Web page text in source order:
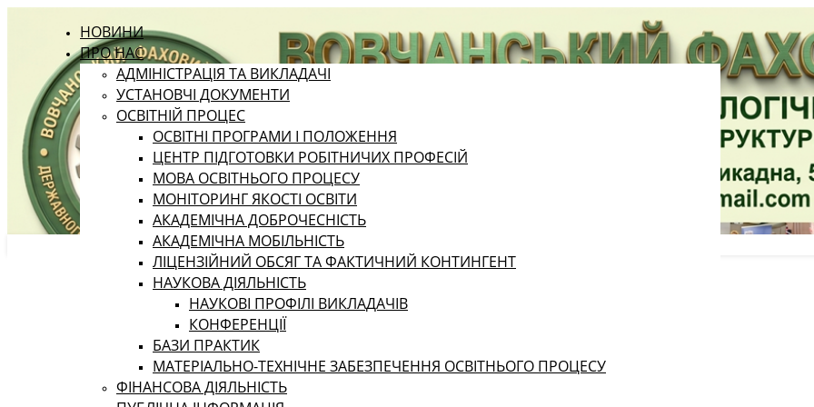
НОВИНИ
ПРО НАС
АДМІНІСТРАЦІЯ ТА ВИКЛАДАЧІ
УСТАНОВЧІ ДОКУМЕНТИ
ОСВІТНІЙ ПРОЦЕС
ОСВІТНІ ПРОГРАМИ І ПОЛОЖЕННЯ
ЦЕНТР ПІДГОТОВКИ РОБІТНИЧИХ ПРОФЕСІЙ
МОВА ОСВІТНЬОГО ПРОЦЕСУ
МОНІТОРИНГ ЯКОСТІ ОСВІТИ
АКАДЕМІЧНА ДОБРОЧЕСНІСТЬ
АКАДЕМІЧНА МОБІЛЬНІСТЬ
ЛІЦЕНЗІЙНИЙ ОБСЯГ ТА ФАКТИЧНИЙ КОНТИНГЕНТ
НАУКОВА ДІЯЛЬНІСТЬ
НАУКОВІ ПРОФІЛІ ВИКЛАДАЧІВ
КОНФЕРЕНЦІЇ
БАЗИ ПРАКТИК
МАТЕРІАЛЬНО-ТЕХНІЧНЕ ЗАБЕЗПЕЧЕННЯ ОСВІТНЬОГО ПРОЦЕСУ
ФІНАНСОВА ДІЯЛЬНІСТЬ